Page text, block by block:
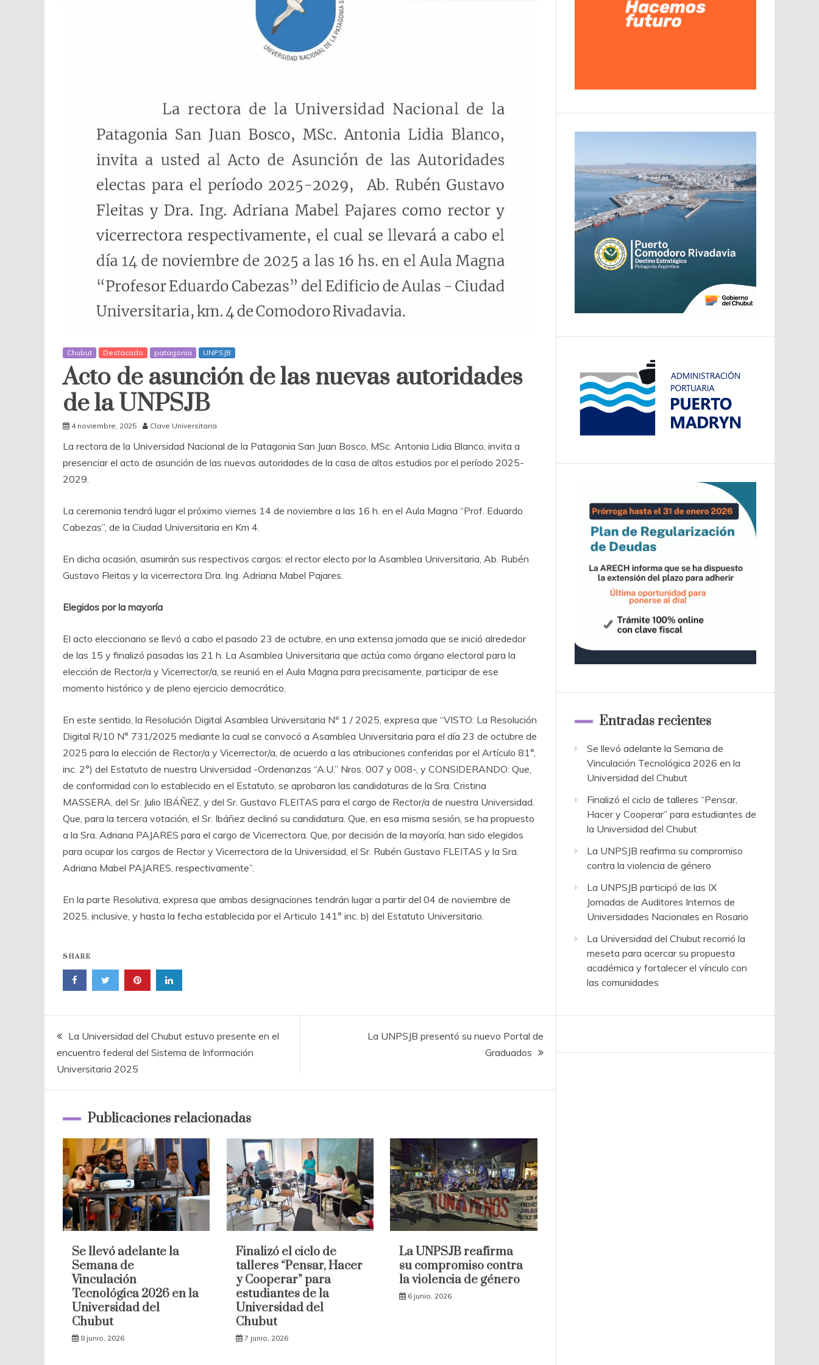
Chubut Destacado patagonia UNPSJB
Acto de asunción de las nuevas autoridades
de la UNPSJB
4 noviembre, 2025 Clave Universitaria
La rectora de la Universidad Nacional de la Patagonia San Juan Bosco, MSc. Antonia Lidia Blanco, invita a
presenciar el acto de asunción de las nuevas autoridades de la casa de altos estudios por el período 2025-
2029.
La ceremonia tendrá lugar el próximo viernes 14 de noviembre a las 16 h. en el Aula Magna “Prof. Eduardo
Cabezas”, de la Ciudad Universitaria en Km 4.
En dicha ocasión, asumirán sus respectivos cargos: el rector electo por la Asamblea Universitaria, Ab. Rubén
Gustavo Fleitas y la vicerrectora Dra. Ing. Adriana Mabel Pajares.
Elegidos por la mayoría
El acto eleccionario se llevó a cabo el pasado 23 de octubre, en una extensa jornada que se inició alrededor
de las 15 y finalizó pasadas las 21 h. La Asamblea Universitaria que actúa como órgano electoral para la
elección de Rector/a y Vicerrector/a, se reunió en el Aula Magna para precisamente, participar de ese
momento histórico y de pleno ejercicio democrático.
En este sentido, la Resolución Digital Asamblea Universitaria Nº 1 / 2025, expresa que “VISTO: La Resolución
Digital R/10 N° 731/2025 mediante la cual se convocó a Asamblea Universitaria para el día 23 de octubre de
2025 para la elección de Rector/a y Vicerrector/a, de acuerdo a las atribuciones conferidas por el Artículo 81°,
inc. 2°) del Estatuto de nuestra Universidad -Ordenanzas “A.U.” Nros. 007 y 008-, y CONSIDERANDO: Que,
de conformidad con lo establecido en el Estatuto, se aprobaron las candidaturas de la Sra. Cristina
MASSERA, del Sr. Julio IBÁÑEZ, y del Sr. Gustavo FLEITAS para el cargo de Rector/a de nuestra Universidad.
Que, para la tercera votación, el Sr. Ibáñez declinó su candidatura. Que, en esa misma sesión, se ha propuesto
a la Sra. Adriana PAJARES para el cargo de Vicerrectora. Que, por decisión de la mayoría, han sido elegidos
para ocupar los cargos de Rector y Vicerrectora de la Universidad, el Sr. Rubén Gustavo FLEITAS y la Sra.
Adriana Mabel PAJARES, respectivamente”.
En la parte Resolutiva, expresa que ambas designaciones tendrán lugar a partir del 04 de noviembre de
2025, inclusive, y hasta la fecha establecida por el Articulo 141° inc. b) del Estatuto Universitario.
SHARE
Navegación
de
entradas
La Universidad del Chubut estuvo presente en el
encuentro federal del Sistema de Información
Universitaria 2025
La UNPSJB presentó su nuevo Portal de
Graduados
Publicaciones relacionadas
Se llevó adelante la
Semana de
Vinculación
Tecnológica 2026 en la
Universidad del
Chubut
8 junio, 2026
Finalizó el ciclo de
talleres “Pensar, Hacer
y Cooperar” para
estudiantes de la
Universidad del
Chubut
7 junio, 2026
La UNPSJB reafirma
su compromiso contra
la violencia de género
6 junio, 2026
Entradas recientes
Se llevó adelante la Semana de
Vinculación Tecnológica 2026 en la
Universidad del Chubut
Finalizó el ciclo de talleres “Pensar,
Hacer y Cooperar” para estudiantes de
la Universidad del Chubut
La UNPSJB reafirma su compromiso
contra la violencia de género
La UNPSJB participó de las IX
Jornadas de Auditores Internos de
Universidades Nacionales en Rosario
La Universidad del Chubut recorrió la
meseta para acercar su propuesta
académica y fortalecer el vínculo con
las comunidades